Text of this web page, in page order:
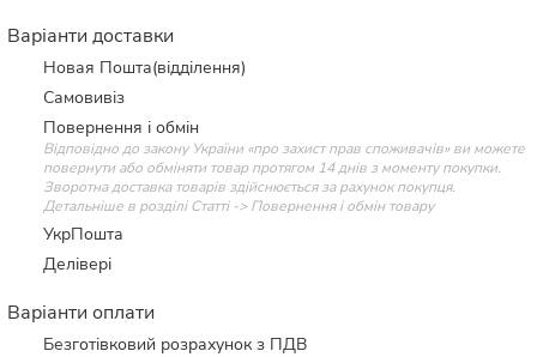
Варіанти доставки
Новая Пошта(відділення)
Самовивіз
Повернення і обмін
Відповідно до закону України «про захист прав споживачів» ви можете
повернути або обміняти товар протягом 14 днів з моменту покупки.
Зворотна доставка товарів здійснюється за рахунок покупця.
Детальніше в розділі Статті -> Повернення і обмін товару
УкрПошта
Делівері
Варіанти оплати
Безготівковий розрахунок з ПДВ